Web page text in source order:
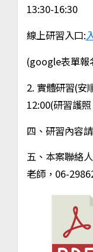
13:30-16:30
線上研習入口:
(google表單報
2. 實體研習(安
12:00(研習護
四、研習內容
五、本案聯絡
老師，06-